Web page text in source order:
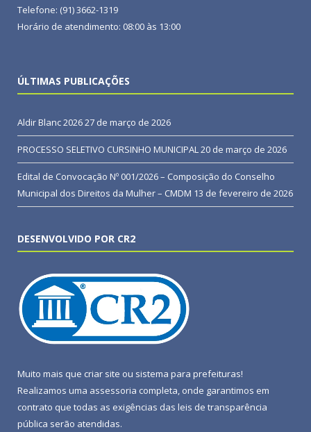
Telefone: (91) 3662-1319
Horário de atendimento: 08:00 às 13:00
ÚLTIMAS PUBLICAÇÕES
Aldir Blanc 202627 de março de 2026
PROCESSO SELETIVO CURSINHO MUNICIPAL20 de março de 2026
Edital de Convocação Nº 001/2026 – Composição do Conselho
Municipal dos Direitos da Mulher – CMDM 13 de fevereiro de 2026
DESENVOLVIDO POR CR2
Muito mais que criar site ou sistema para prefeituras!
Realizamos uma assessoria completa, onde garantimos em
contrato que todas as exigências das leis de transparência
pública serão atendidas.